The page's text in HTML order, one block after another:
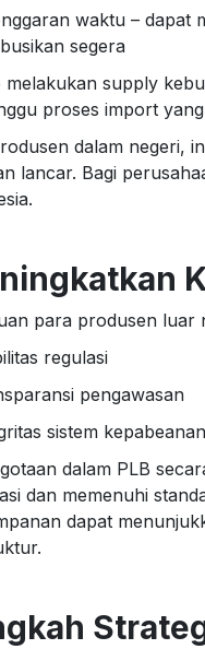
waktu – dapat
segera
melakukan supply
proses import
dalam negeri,
lancar. Bagi
para produsen luar
regulasi
pengawasan
sistem kepabeanan
dalam PLB
dan memenuhi
dapat